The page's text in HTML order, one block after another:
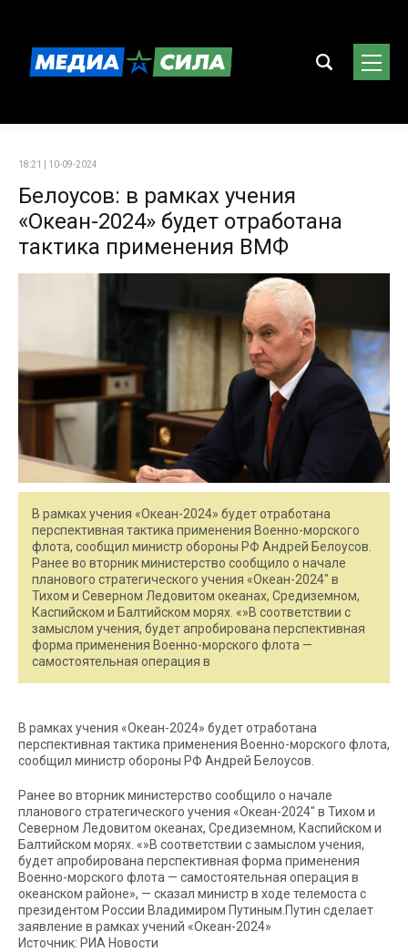
18:21 | 10-09-2024
Белоусов: в рамках учения
«Океан-2024» будет отработана
тактика применения ВМФ
В рамках учения «Океан-2024» будет отработана
перспективная тактика применения Военно-морского
флота, сообщил министр обороны РФ Андрей Белоусов.
Ранее во вторник министерство сообщило о начале
планового стратегического учения «Океан-2024″ в
Тихом и Северном Ледовитом океанах, Средиземном,
Каспийском и Балтийском морях. «»В соответствии с
замыслом учения, будет апробирована перспективная
форма применения Военно-морского флота —
самостоятельная операция в
В рамках учения «Океан-2024» будет отработана
перспективная тактика применения Военно-морского флота,
сообщил министр обороны РФ Андрей Белоусов.
Ранее во вторник министерство сообщило о начале
планового стратегического учения «Океан-2024″ в Тихом и
Северном Ледовитом океанах, Средиземном, Каспийском и
Балтийском морях. «»В соответствии с замыслом учения,
будет апробирована перспективная форма применения
Военно-морского флота — самостоятельная операция в
океанском районе», — сказал министр в ходе телемоста с
президентом России Владимиром Путиным.Путин сделает
заявление в рамках учений «Океан-2024»
Источник: РИА Новости